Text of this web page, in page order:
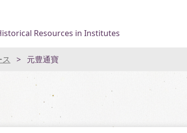
Resources in Institutes
元豊通寶